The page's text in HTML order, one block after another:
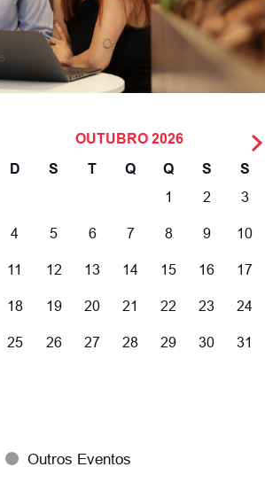
OUTUBRO 2026
D
S T Q Q S
S
1
2 3
4 5 6 7 8 9 10
11 12 13 14 15 16 17
18 19 20 21 22 23 24
25 26 27 28 29 30 31
Outros Eventos